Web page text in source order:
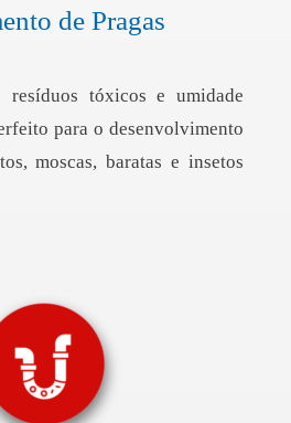
de Pragas
resíduos tóxicos e umidade
para o desenvolvimento
moscas, baratas e insetos